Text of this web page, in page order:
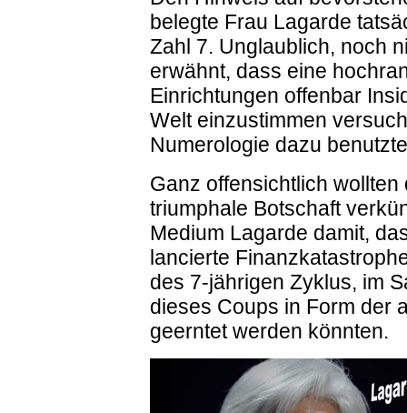
belegte Frau Lagarde
Zahl 7. Unglaublich, noch
erwähnt, dass eine
Einrichtungen offenbar
Welt einzustimmen
Numerologie dazu
Ganz offensichtlich
triumphale Botschaft
Medium Lagarde damit,
lancierte
des 7-jährigen Zyklus, im
dieses Coups in Form der
geerntet werden könnten.